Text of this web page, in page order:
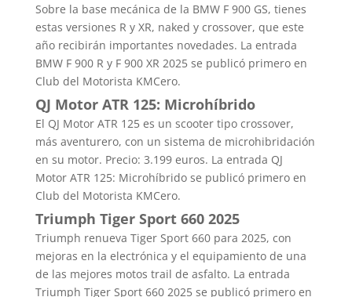
Sobre la base mecánica de la BMW F 900 GS, tienes
estas versiones R y XR, naked y crossover, que este
año recibirán importantes novedades. La entrada
BMW F 900 R y F 900 XR 2025 se publicó primero en
Club del Motorista KMCero.
QJ Motor ATR 125: Microhíbrido
El QJ Motor ATR 125 es un scooter tipo crossover,
más aventurero, con un sistema de microhibridación
en su motor. Precio: 3.199 euros. La entrada QJ
Motor ATR 125: Microhíbrido se publicó primero en
Club del Motorista KMCero.
Triumph Tiger Sport 660 2025
Triumph renueva Tiger Sport 660 para 2025, con
mejoras en la electrónica y el equipamiento de una
de las mejores motos trail de asfalto. La entrada
Triumph Tiger Sport 660 2025 se publicó primero en